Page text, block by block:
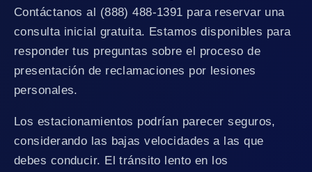
Contáctanos al (888) 488-1391 para reservar una
consulta inicial gratuita. Estamos disponibles para
responder tus preguntas sobre el proceso de
presentación de reclamaciones por lesiones
personales.
Los estacionamientos podrían parecer seguros,
considerando las bajas velocidades a las que
debes conducir. El tránsito lento en los